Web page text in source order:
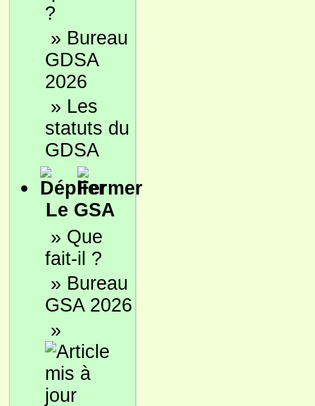
?
» Bureau
GDSA
2026
» Les
statuts du
GDSA
Le GSA
» Que
fait-il ?
» Bureau
GSA 2026
»